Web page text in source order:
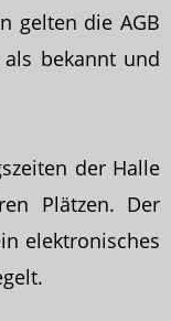
gelten die AGB
bekannt und
der Halle
Plätzen. Der
elektronisches